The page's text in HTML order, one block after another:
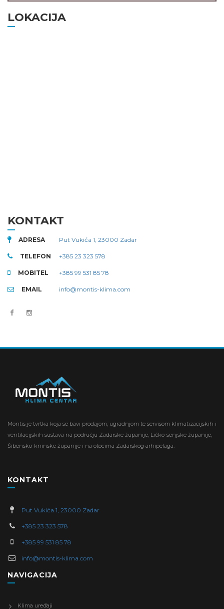
LOKACIJA
KONTAKT
ADRESA Put Vukića 1, 23000 Zadar
TELEFON +385 23 323 578
MOBITEL +385 99 531 85 78
EMAIL info@montis-klima.com
Montis je tvrtka koja se bavi prodajom, ugradnjom te servisom klimatizacijskih i
ventilacijskih sustava na području Zadarske županije, Ličko-senjske županije,
Šibensko-kninske županije i na otocima Zadarskog arhipelaga.
KONTAKT
Put Vukića 1, 23000 Zadar
+385 23 323 578
+385 99 531 85 78
info@montis-klima.com
NAVIGACIJA
Klima uređaji